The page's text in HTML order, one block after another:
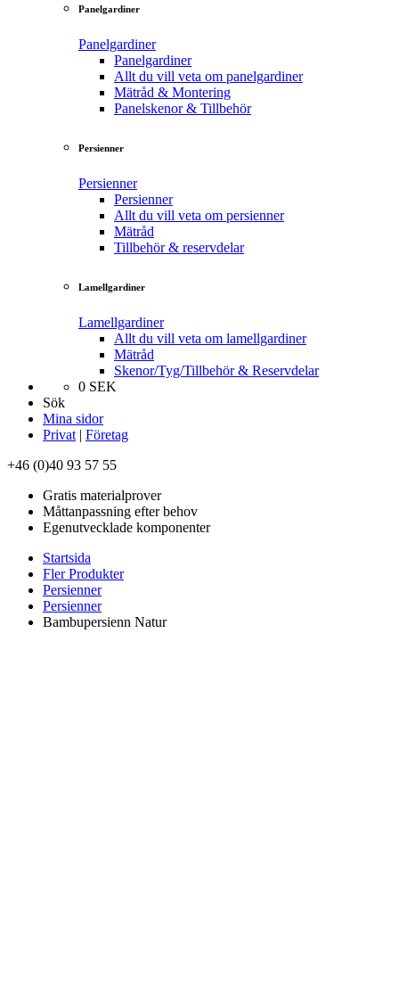
Panelgardiner
Panelgardiner
Panelgardiner
Allt du vill veta om panelgardiner
Mätråd & Montering
Panelskenor & Tillbehör
Persienner
Persienner
Persienner
Allt du vill veta om persienner
Mätråd
Tillbehör & reservdelar
Lamellgardiner
Lamellgardiner
Allt du vill veta om lamellgardiner
Mätråd
Skenor/Tyg/Tillbehör & Reservdelar
0 SEK
Sök
Mina sidor
Privat | Företag
+46 (0)40 93 57 55
Gratis materialprover
Måttanpassning efter behov
Egenutvecklade komponenter
Startsida
Fler Produkter
Persienner
Persienner
Bambupersienn Natur